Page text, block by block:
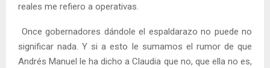
reales me refiero a operativas.
Once gobernadores dándole el espaldarazo no puede no
significar nada. Y si a esto le sumamos el rumor de que
Andrés Manuel le ha dicho a Claudia que no, que ella no es,